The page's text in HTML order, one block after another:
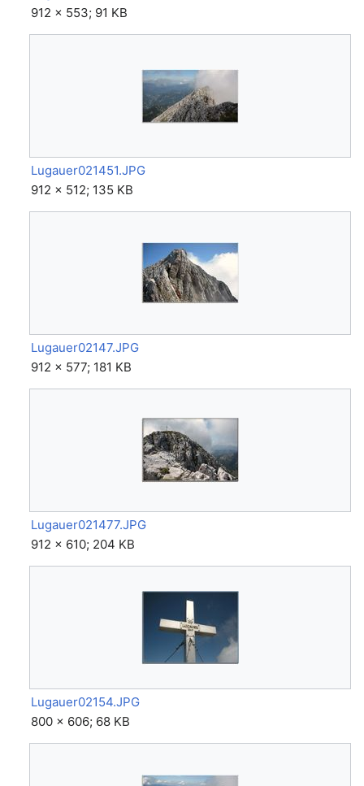
912 × 553; 91 KB
Lugauer021451.JPG
912 × 512; 135 KB
Lugauer02147.JPG
912 × 577; 181 KB
Lugauer021477.JPG
912 × 610; 204 KB
Lugauer02154.JPG
800 × 606; 68 KB